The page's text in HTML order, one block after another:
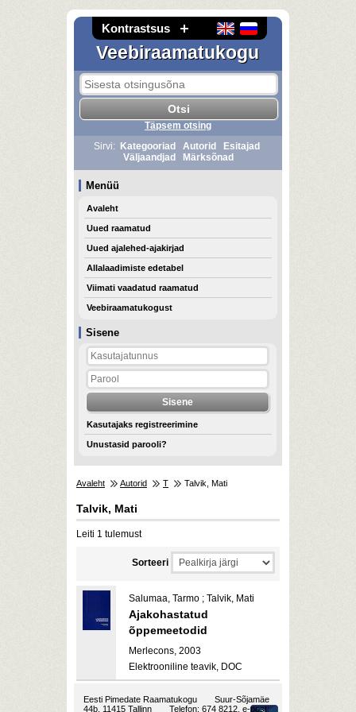
Kontrastsus
Veebiraamatukogu
Sisene
Kasutajaks registreerimine
Unustasid parooli?
Täpsem otsing
Sirvi:
Kategooriad Autorid
Esitajad
Väljaandjad
Märksõnad
Menüü
Avaleht
Uued raamatud
Uued ajalehed-ajakirjad
Allalaadimiste edetabel
Viimati vaadatud raamatud
Veebiraamatukogust
Avaleht Autorid T Talvik, Mati
Talvik, Mati
Leiti 1 tulemust
Sorteeri
Salumaa, Tarmo ; Talvik, Mati
Ajakohastatud
õppemeetodid
Merlecons, 2003
Elektrooniline teavik, DOC
Eesti Pimedate Raamatukogu
Suur-Sõjamäe
44b, 11415 Tallinn
Telefon: 674 8212, e-post: